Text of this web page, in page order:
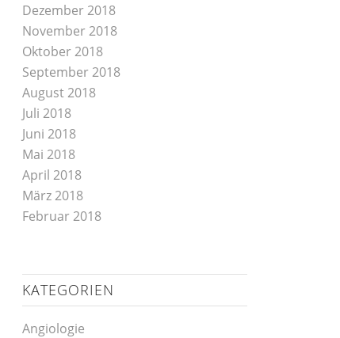
Dezember 2018
November 2018
Oktober 2018
September 2018
August 2018
Juli 2018
Juni 2018
Mai 2018
April 2018
März 2018
Februar 2018
KATEGORIEN
Angiologie